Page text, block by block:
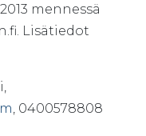
mennessä
Lisätiedot
, 0400578808